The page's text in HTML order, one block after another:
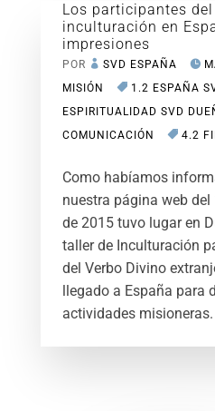
Los participantes
inculturación en
impresiones
POR SVD ESPAÑA
MISIÓN
1.2 ESPAÑA
ESPIRITUALIDAD SVD
COMUNICACIÓN
4.2
Como habíamos
nuestra página web
de 2015 tuvo lugar en
taller de Inculturación
del Verbo Divino
llegado a España para
actividades